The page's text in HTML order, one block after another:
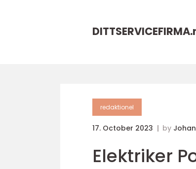
DITTSERVICEFIRMA.
redaktionel
17. October 2023 by
Elektriker